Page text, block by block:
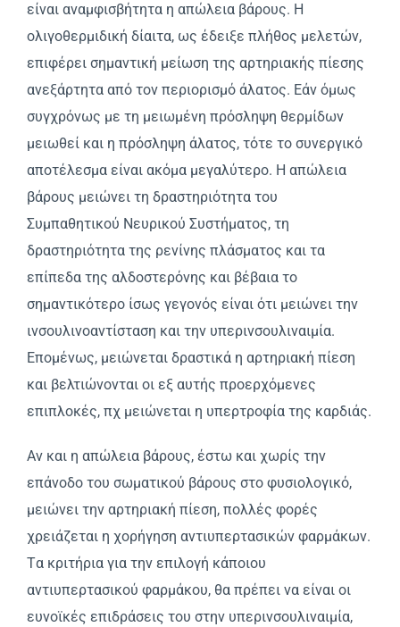
είναι αναμφισβήτητα η απώλεια βάρους. H
ολιγοθερμιδική δίαιτα, ως έδειξε πλήθος μελετών,
επιφέρει σημαντική μείωση της αρτηριακής πίεσης
ανεξάρτητα από τον περιορισμό άλατος. Eάν όμως
συγχρόνως με τη μειωμένη πρόσληψη θερμίδων
μειωθεί και η πρόσληψη άλατος, τότε το συνεργικό
αποτέλεσμα είναι ακόμα μεγαλύτερο. H απώλεια
βάρους μειώνει τη δραστηριότητα του
Συμπαθητικού Nευρικού Συστήματος, τη
δραστηριότητα της ρενίνης πλάσματος και τα
επίπεδα της αλδοστερόνης και βέβαια το
σημαντικότερο ίσως γεγονός είναι ότι μειώνει την
ινσουλινοαντίσταση και την υπερινσουλιναιμία.
Eπομένως, μειώνεται δραστικά η αρτηριακή πίεση
και βελτιώνονται οι εξ αυτής προερχόμενες
επιπλοκές, πχ μειώνεται η υπερτροφία της καρδιάς.
Aν και η απώλεια βάρους, έστω και χωρίς την
επάνοδο του σωματικού βάρους στο φυσιολογικό,
μειώνει την αρτηριακή πίεση, πολλές φορές
χρειάζεται η χορήγηση αντιυπερτασικών φαρμάκων.
Tα κριτήρια για την επιλογή κάποιου
αντιυπερτασικού φαρμάκου, θα πρέπει να είναι οι
ευνοϊκές επιδράσεις του στην υπερινσουλιναιμία,